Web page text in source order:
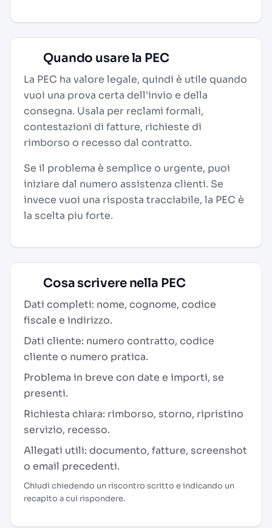
Quando usare la PEC
La PEC ha valore legale, quindi è utile quando
vuoi una prova certa dell'invio e della
consegna. Usala per reclami formali,
contestazioni di fatture, richieste di
rimborso o recesso dal contratto.
Se il problema è semplice o urgente, puoi
iniziare dal numero assistenza clienti. Se
invece vuoi una risposta tracciabile, la PEC è
la scelta piu forte.
Cosa scrivere nella PEC
Dati completi: nome, cognome, codice
fiscale e indirizzo.
Dati cliente: numero contratto, codice
cliente o numero pratica.
Problema in breve con date e importi, se
presenti.
Richiesta chiara: rimborso, storno, ripristino
servizio, recesso.
Allegati utili: documento, fatture, screenshot
o email precedenti.
Chiudi chiedendo un riscontro scritto e indicando un
recapito a cui rispondere.